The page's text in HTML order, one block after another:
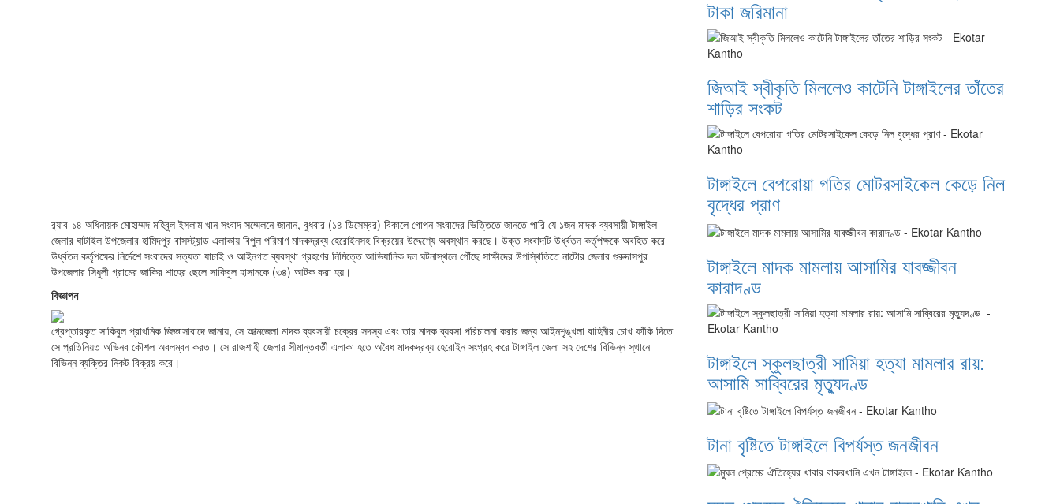
র‍্যাব-১৪ অধিনায়ক মোহাম্মদ মহিবুল ইসলাম খান সংবাদ সম্মেলনে জানান, বুধবার (১৪ ডিসেম্বর) বিকালে গোপন সংবাদের ভিত্তিতে জানতে পারি যে ১জন মাদক ব্যবসায়ী টাঙ্গাইল
জেলার ঘাটাইল উপজেলার হামিদপুর বাসস্ট্যান্ড এলাকায় বিপুল পরিমাণ মাদকদ্রব্য হেরোইনসহ বিক্রয়ের উদ্দেশ্যে অবস্থান করছে। উক্ত সংবাদটি উর্ধ্বতন কর্তৃপক্ষকে অবহিত করে
উর্ধ্বতন কর্তৃপক্ষের নির্দেশে সংবাদের সত্যতা যাচাই ও আইনগত ব্যবস্থা গ্রহণের নিমিত্তে আভিযানিক দল ঘটনাস্থলে পৌঁছে সাক্ষীদের উপস্থিতিতে নাটোর জেলার গুরুদাসপুর
উপজেলার সিধুলী গ্রামের জাকির শাহের ছেলে সাকিবুল হাসানকে (৩৪) আটক করা হয়।
বিজ্ঞাপন
গ্রেপ্তারকৃত সাকিবুল প্রাথমিক জিজ্ঞাসাবাদে জানায়, সে আত্মজেলা মাদক ব্যবসায়ী চক্রের সদস্য এবং তার মাদক ব্যবসা পরিচালনা করার জন্য আইনশৃঙ্খলা বাহিনীর চোখ ফাঁকি দিতে
সে প্রতিনিয়ত অভিনব কৌশল অবলম্বন করত। সে রাজশাহী জেলার সীমান্তবর্তী এলাকা হতে অবৈধ মাদকদ্রব্য হেরোইন সংগ্রহ করে টাঙ্গাইল জেলা সহ দেশের বিভিন্ন স্থানে
বিভিন্ন ব্যক্তির নিকট বিক্রয় করে।
টাকা জরিমানা
জিআই স্বীকৃতি মিললেও কাটেনি টাঙ্গাইলের তাঁতের
শাড়ির সংকট
টাঙ্গাইলে বেপরোয়া গতির মোটরসাইকেল কেড়ে নিল
বৃদ্ধের প্রাণ
টাঙ্গাইলে মাদক মামলায় আসামির যাবজ্জীবন
কারাদণ্ড
টাঙ্গাইলে স্কুলছাত্রী সামিয়া হত্যা মামলার রায়:
আসামি সাব্বিরের মৃত্যুদণ্ড
টানা বৃষ্টিতে টাঙ্গাইলে বিপর্যস্ত জনজীবন